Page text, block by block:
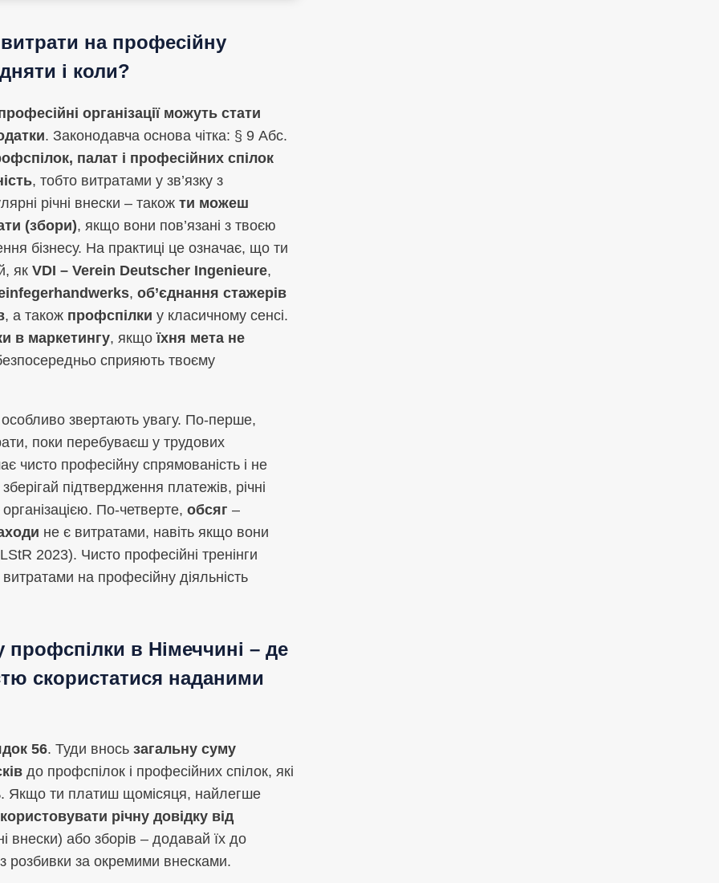
на професійну
і коли?
організації можуть стати
. Законодавча основа чітка: § 9 Абс.
палат і професійних спілок
, тобто витратами у зв’язку з
річні внески – також ти можеш
(збори), якщо вони пов’язані з твоєю
бізнесу. На практиці це означає, що ти
як VDI – Verein Deutscher Ingenieure,
, об’єднання стажерів
, а також профспілки у класичному сенсі.
в маркетингу, якщоїхня мета не
сприяють твоєму
особливо звертають увагу. По-перше,
поки перебуваєш у трудових
чисто професійну спрямованість і не
підтвердження платежів, річні
По-четверте, обсяг –
не є витратами, навіть якщо вони
2023). Чисто професійні тренінги
на професійну діяльність
профспілки в Німеччині – де
скористатися наданими
56. Туди внось загальну суму
до профспілок і професійних спілок, які
Якщо ти платиш щомісяця, найлегше
річну довідку від
внески) або зборів – додавай їх до
розбивки за окремими внесками.